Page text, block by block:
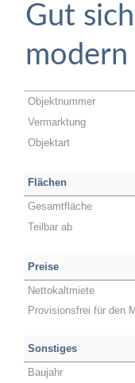
Gut
modern
Objektnummer
Vermarktung
Objektart
Flächen
Gesamtfläche
Teilbar ab
Preise
Nettokaltmiete
Provisionsfrei für den
Sonstiges
Baujahr